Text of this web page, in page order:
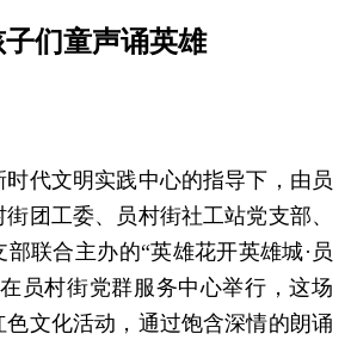
们童声诵英雄
代文明实践中心的指导下，由员
团工委、员村街社工站党支部、
联合主办的“英雄花开英雄城·员
员村街党群服务中心举行，这场
色文化活动，通过饱含深情的朗诵